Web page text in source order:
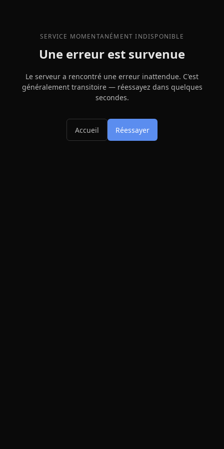
SERVICE MOMENTANÉMENT INDISPONIBLE
Une erreur est survenue
Le serveur a rencontré une erreur inattendue. C'est
généralement transitoire — réessayez dans quelques
secondes.
Accueil Réessayer